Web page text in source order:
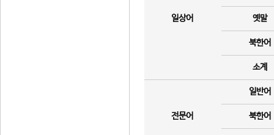
일상어 옛말
북한어
소계
전문어
일반어
북한어